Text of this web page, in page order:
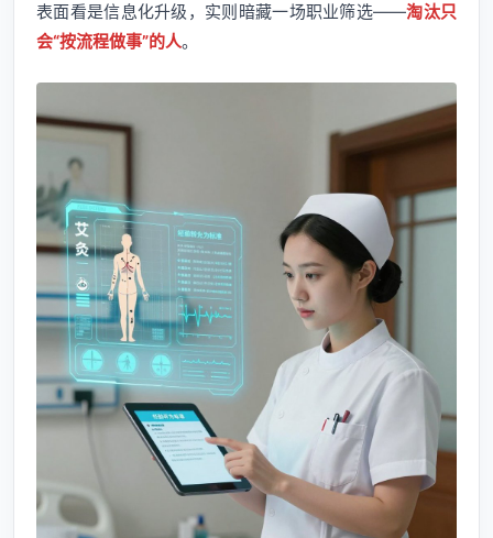
表面看是信息化升级，实则暗藏一场职业筛选——淘汰只
会“按流程做事”的人。